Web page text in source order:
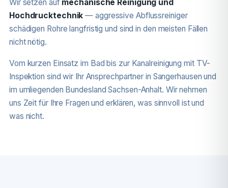
Wir setzen auf mechanische Reinigung und
Hochdrucktechnik — aggressive Abflussreiniger
schädigen Rohre langfristig und sind in den meisten Fällen
nicht nötig.
Vom kurzen Einsatz im Bad bis zur Kanalreinigung mit TV-
Inspektion sind wir Ihr Ansprechpartner in Sangerhausen und
im umliegenden Bundesland Sachsen-Anhalt. Wir nehmen
uns Zeit für Ihre Fragen und erklären, was sinnvoll ist und
was nicht.